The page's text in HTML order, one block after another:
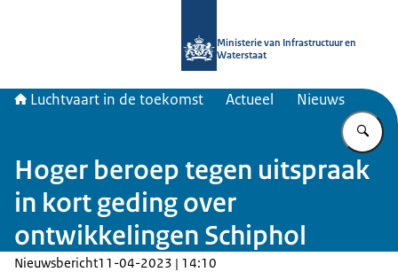
Ministerie van Infrastructuur en
Waterstaat
Luchtvaart in de toekomst Actueel Nieuws
Hoger beroep tegen uitspraak
in kort geding over
ontwikkelingen Schiphol
Nieuwsbericht11-04-2023 | 14:10